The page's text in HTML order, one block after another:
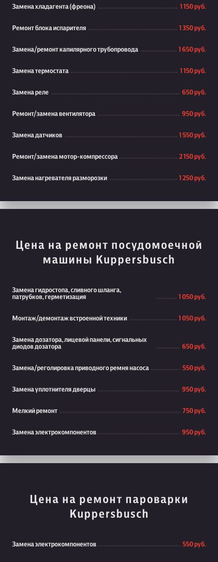
Замена хладагента (фреона) 1 150 руб.
Ремонт блока испарителя 1 350 руб.
Замена/ремонт капилярного трубопровода 1 650 руб.
Замена термостата 1 150 руб.
Замена реле 650 руб.
Ремонт/замена вентилятора 950 руб.
Замена датчиков 1 550 руб.
Ремонт/замена мотор-компрессора 2 150 руб.
Замена нагревателя разморозки 1 250 руб.
Цена на ремонт посудомоечной
машины Kuppersbusch
Замена гидростопа, сливного шланга,
патрубков, герметизация
1 050 руб.
Монтаж/демонтаж встроенной техники 1 050 руб.
Замена дозатора, лицевой панели, сигнальных
диодов дозатора
650 руб.
Замена/реголировка приводного ремня насоса 550 руб.
Замена уплотнителя дверцы 950 руб.
Мелкий ремонт 750 руб.
Замена электрокомпонентов 950 руб.
Цена на ремонт пароварки
Kuppersbusch
Замена электрокомпонентов 550 руб.